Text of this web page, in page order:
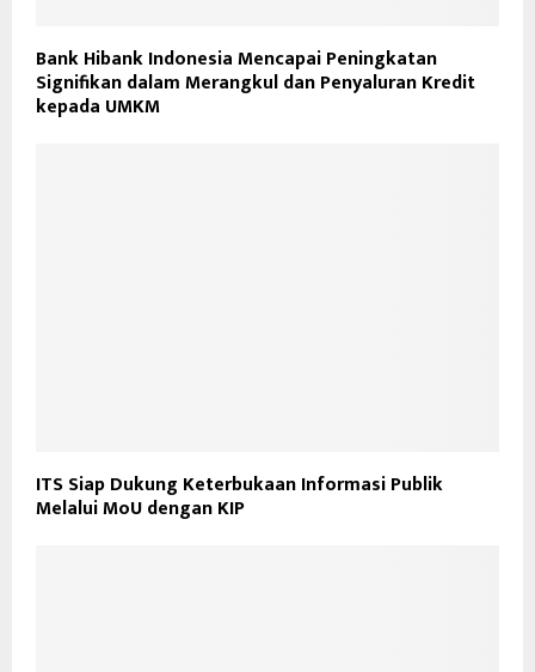
Bank Hibank Indonesia Mencapai Peningkatan
Signifikan dalam Merangkul dan Penyaluran Kredit
kepada UMKM
ITS Siap Dukung Keterbukaan Informasi Publik
Melalui MoU dengan KIP